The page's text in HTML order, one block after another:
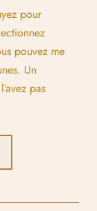
pour
pouvez me
Un
pas